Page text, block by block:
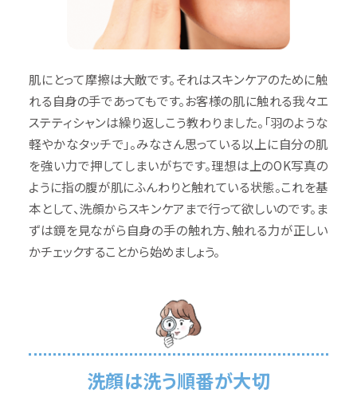
肌にとって摩擦は大敵です。それはスキンケアのために触
れる自身の手であってもです。お客様の肌に触れる我々エ
ステティシャンは繰り返しこう教わりました。「羽のような
軽やかなタッチで」。みなさん思っている以上に自分の肌
を強い力で押してしまいがちです。理想は上のOK写真の
ように指の腹が肌にふんわりと触れている状態。これを基
本として、洗顔からスキンケアまで行って欲しいのです。ま
ずは鏡を見ながら自身の手の触れ方、触れる力が正しい
かチェックすることから始めましょう。
洗顔は洗う順番が大切